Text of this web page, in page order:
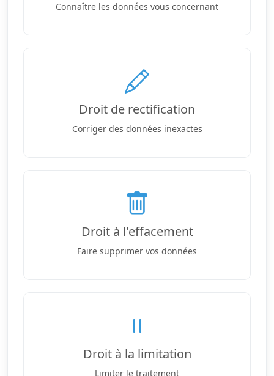
Connaître les données vous concernant
Droit de rectification
Corriger des données inexactes
Droit à l'effacement
Faire supprimer vos données
Droit à la limitation
Limiter le traitement